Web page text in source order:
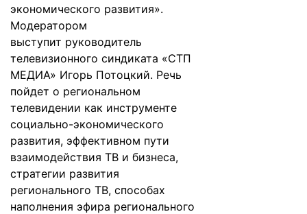
экономического развития».
Модератором
выступит руководитель
телевизионного синдиката «СТП
МЕДИА» Игорь Потоцкий. Речь
пойдет о региональном
телевидении как инструменте
социально-экономического
развития, эффективном пути
взаимодействия ТВ и бизнеса,
стратегии развития
регионального ТВ, способах
наполнения эфира регионального